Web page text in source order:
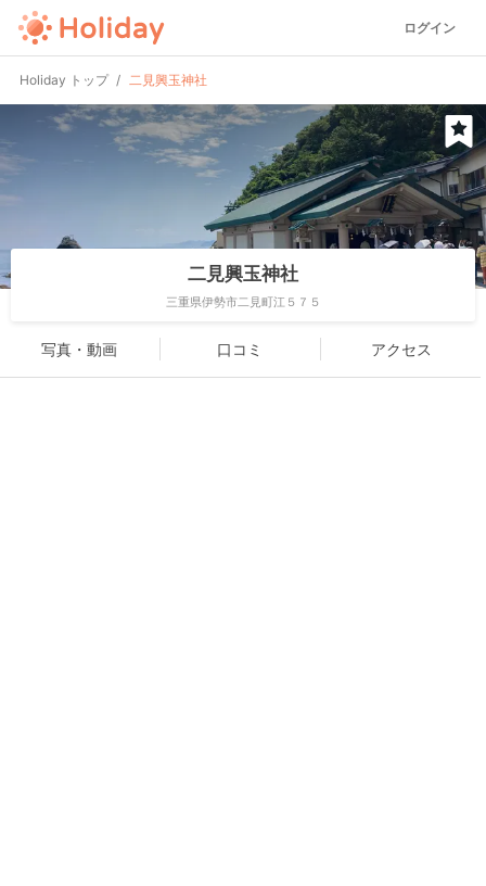
ログイン
Holiday トップ 二見興玉神社
二見興玉神社
三重県伊勢市二見町江５７５
写真・動画 口コミ アクセス